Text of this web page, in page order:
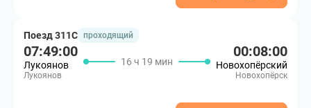
Поезд 311С проходящий
07:49:00
Лукоянов
Лукоянов
16 ч 19 мин
00:08:00
Новохопёрский
Новохопёрск